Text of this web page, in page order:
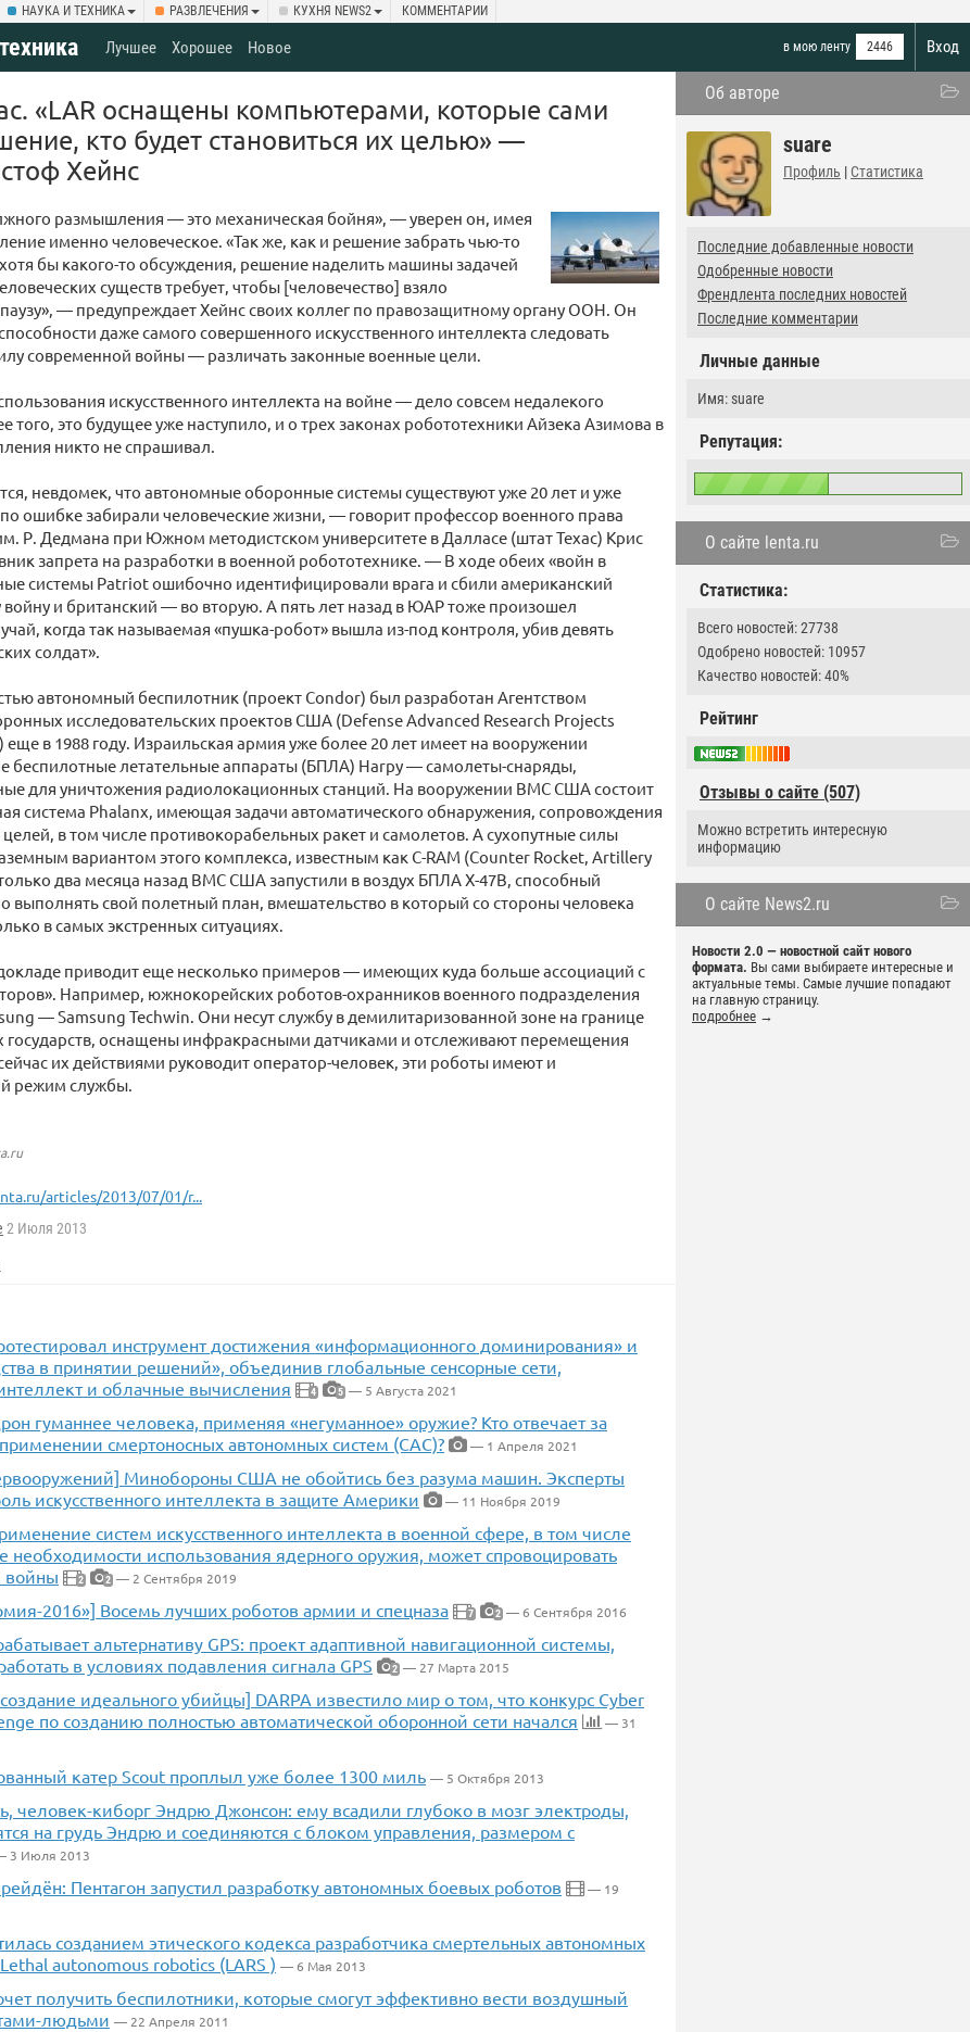
НАУКА И ТЕХНИКА РАЗВЛЕЧЕНИЯ КУХНЯ NEWS2 КОММЕНТАРИИ
Вход
в мою ленту 2446
Лучшее Хорошее Новое
Об авторе
suare
Профиль | Статистика
Последние добавленные новости
Одобренные новости
Френдлента последних новостей
Последние комментарии
Личные данные
Имя: suare
Репутация:
О сайте lenta.ru
Статистика:
Всего новостей: 27738
Одобрено новостей: 10957
Качество новостей: 40%
Рейтинг
Отзывы о сайте (507)
Можно встретить интересную
информацию
О сайте News2.ru
Новости 2.0 — новостной сайт нового
формата. Вы сами выбираете интересные и
актуальные темы. Самые лучшие попадают
на главную страницу.
подробнее →
«LAR оснащены компьютерами, которые сами
кто будет становиться их целью» —
Хейнс
размышления ― это механическая бойня», ― уверен он, имея
именно человеческое. «Так же, как и решение забрать чью-то
бы какого-то обсуждения, решение наделить машины задачей
существ требует, чтобы [человечество] взяло
― предупреждает Хейнс своих коллег по правозащитному органу ООН. Он
даже самого совершенного искусственного интеллекта следовать
современной войны ― различать законные военные цели.
искусственного интеллекта на войне ― дело совсем недалекого
того, это будущее уже наступило, и о трех законах робототехники Айзека Азимова в
никто не спрашивал.
невдомек, что автономные оборонные системы существуют уже 20 лет и уже
ошибке забирали человеческие жизни, ― говорит профессор военного права
Р. Дедмана при Южном методистском университете в Далласе (штат Техас) Крис
запрета на разработки в военной робототехнике. ― В ходе обеих «войн в
системы Patriot ошибочно идентифицировали врага и сбили американский
войну и британский ― во вторую. А пять лет назад в ЮАР тоже произошел
когда так называемая «пушка-робот» вышла из-под контроля, убив девять
солдат».
автономный беспилотник (проект Condor) был разработан Агентством
исследовательских проектов США (Defense Advanced Research Projects
еще в 1988 году. Израильская армия уже более 20 лет имеет на вооружении
беспилотные летательные аппараты (БПЛА) Harpy ― самолеты-снаряды,
для уничтожения радиолокационных станций. На вооружении ВМС США состоит
система Phalanx, имеющая задачи автоматического обнаружения, сопровождения
в том числе противокорабельных ракет и самолетов. А сухопутные силы
вариантом этого комплекса, известным как C-RAM (Counter Rocket, Artillery
два месяца назад ВМС США запустили в воздух БПЛА X-47B, способный
выполнять свой полетный план, вмешательство в который со стороны человека
в самых экстренных ситуациях.
приводит еще несколько примеров ― имеющих куда больше ассоциаций с
Например, южнокорейских роботов-охранников военного подразделения
— Samsung Techwin. Они несут службу в демилитаризованной зоне на границе
государств, оснащены инфракрасными датчиками и отслеживают перемещения
их действиями руководит оператор-человек, эти роботы имеют и
режим службы.
articles/2013/07/01/r...
2 Июля 2013
инструмент достижения «информационного доминирования» и
в принятии решений», объединив глобальные сенсорные сети,
и облачные вычисления
4 5 — 5 Августа 2021
гуманнее человека, применяя «негуманное» оружие? Кто отвечает за
смертоносных автономных систем (САС)?
— 1 Апреля 2021
Минобороны США не обойтись без разума машин. Эксперты
искусственного интеллекта в защите Америки
— 11 Ноября 2019
систем искусственного интеллекта в военной сфере, в том числе
необходимости использования ядерного оружия, может спровоцировать
войны
2 2 — 2 Сентября 2019
2016»] Восемь лучших роботов армии и спецназа 7 2 — 6 Сентября 2016
альтернативу GPS: проект адаптивной навигационной системы,
в условиях подавления сигнала GPS
2 — 27 Марта 2015
идеального убийцы] DARPA известило мир о том, что конкурс Cyber
по созданию полностью автоматической оборонной сети начался
— 31
катер Scout проплыл уже более 1300 миль — 5 Октября 2013
человек-киборг Эндрю Джонсон: ему всадили глубоко в мозг электроды,
на грудь Эндрю и соединяются с блоком управления, размером с
3 Июля 2013
Пентагон запустил разработку автономных боевых роботов
— 19
созданием этического кодекса разработчика смертельных автономных
autonomous robotics (LARS ) — 6 Мая 2013
получить беспилотники, которые смогут эффективно вести воздушный
людьми — 22 Апреля 2011